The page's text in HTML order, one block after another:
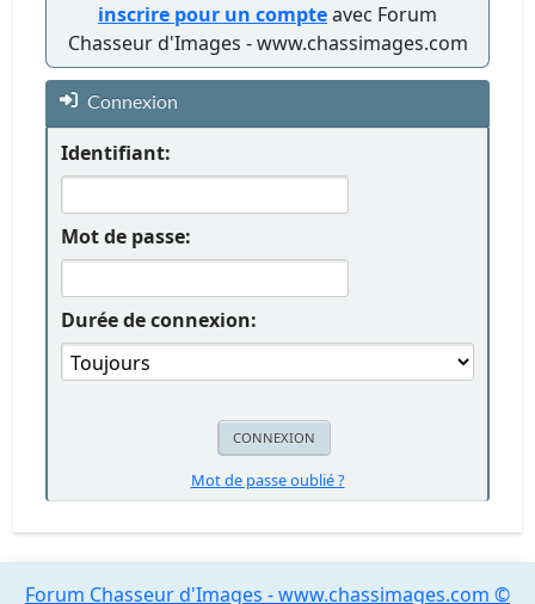
inscrire pour un compteavec Forum
Chasseur d'Images - www.chassimages.com
Connexion
Identifiant:
Mot de passe:
Durée de connexion:
Mot de passe oublié ?
Forum Chasseur d'Images - www.chassimages.com ©